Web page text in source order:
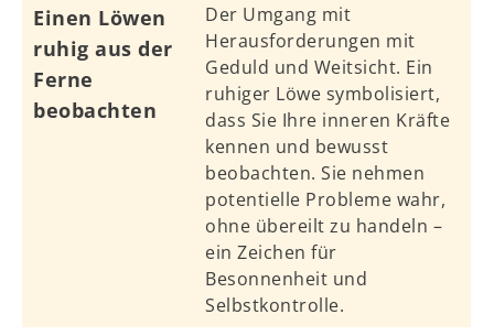
Einen Löwen
ruhig aus der
Ferne
beobachten
Der Umgang mit
Herausforderungen mit
Geduld und Weitsicht. Ein
ruhiger Löwe symbolisiert,
dass Sie Ihre inneren Kräfte
kennen und bewusst
beobachten. Sie nehmen
potentielle Probleme wahr,
ohne übereilt zu handeln –
ein Zeichen für
Besonnenheit und
Selbstkontrolle.